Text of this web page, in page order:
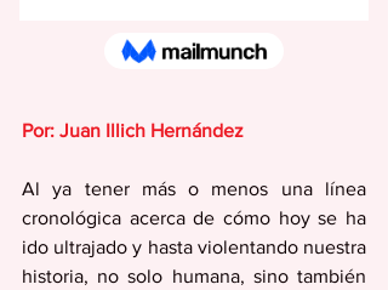
Por: Juan Illich Hernández
Al ya tener más o menos una línea
cronológica acerca de cómo hoy se ha
ido ultrajado y hasta violentando nuestra
historia, no solo humana, sino también